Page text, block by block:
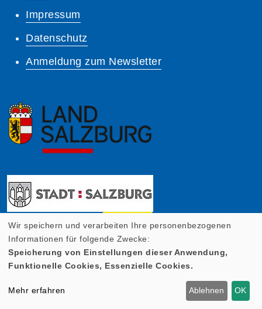
Impressum
Datenschutz
Anmeldung zum Newsletter
Wir speichern und verarbeiten Ihre personenbezogenen
Informationen für folgende Zwecke:
Speicherung von Einstellungen dieser Anwendung,
Funktionelle Cookies, Essenzielle Cookies.
Mehr erfahren Ablehnen OK